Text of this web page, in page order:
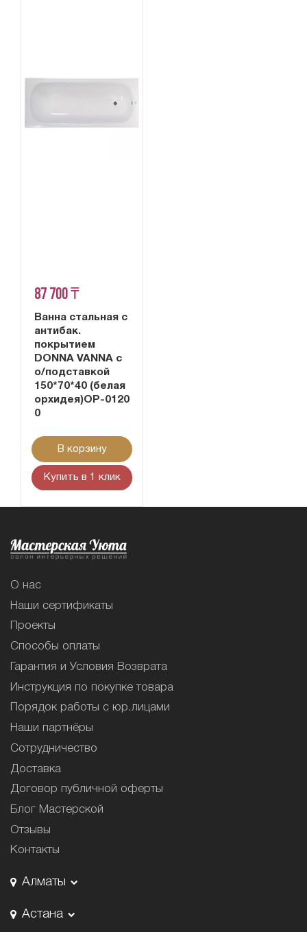
87 700 ₸
Ванна стальная с
антибак.
покрытием
DONNA VANNA c
о/подставкой
150*70*40 (белая
орхидея)ОР-0120
0
В корзину
Купить в 1 клик
О нас
Наши сертификаты
Проекты
Способы оплаты
Гарантия и Условия Возврата
Инструкция по покупке товара
Порядок работы с юр.лицами
Наши партнёры
Сотрудничество
Доставка
Договор публичной оферты
Блог Мастерской
Отзывы
Контакты
Алматы
Астана